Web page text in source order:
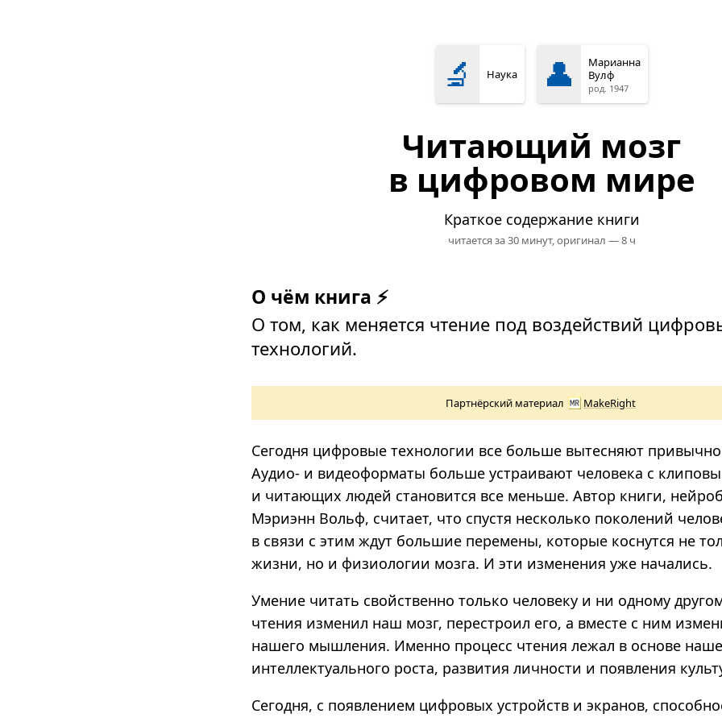
🔬 Наука 👤
Марианна
Вулф
род. 1947
Читающий мозг
в цифровом мире
Краткое содержание книги
читается за 30 минут,оригинал — 8 ч
О чём книга ⚡
О том, как меняется чтение под воздействий
технологий.
Партнёрский материал MakeRight
Сегодня цифровые технологии все больше вытесняют
Аудио- и видеоформаты больше устраивают человека с
и читающих людей становится все меньше. Автор книги,
Мэриэнн Вольф, считает, что спустя несколько поколений
в связи с этим ждут большие перемены, которые коснутся не
жизни, но и физиологии мозга. И эти изменения уже начались.
Умение читать свойственно только человеку и ни одному
чтения изменил наш мозг, перестроил его, а вместе с ним
нашего мышления. Именно процесс чтения лежал в основе
интеллектуального роста, развития личности и появления
Сегодня, с появлением цифровых устройств и экранов,